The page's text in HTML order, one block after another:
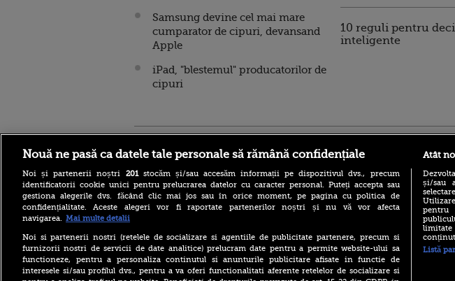
Samsung devine cel mai mare
cumparator de cipuri, devansand
Apple
iPad, "blestemul" producatorilor de
cipuri
10 reguli pentru
inteligente
mai multe județe. Mai mulți
copaci au fost doborâți și
zeci de mașini au fost
avariate
(P)
Nouă ne pasă ca datele tale personale să rămână confidențiale
Noi și partenerii noștri 201stocăm și/sau accesăm informații pe dispozitivul dvs., precum
identificatorii cookie unici pentru prelucrarea datelor cu caracter personal. Puteți accepta sau
gestiona alegerile dvs. făcând clic mai jos sau în orice moment, pe pagina cu politica de
confidențialitate. Aceste alegeri vor fi raportate partenerilor noștri și nu vă vor afecta
navigarea. Mai multe detalii
Noi si partenerii nostri (retelele de socializare si agentiile de publicitate partenere, precum si
furnizorii nostri de servicii de date analitice) prelucram date pentru a permite website-ului sa
functioneze, pentru a personaliza continutul si anunturile publicitare afisate in functie de
interesele si/sau profilul dvs., pentru a va oferi functionalitati aferente retelelor de socializare si
Atât
și/sau
pentru
Listă